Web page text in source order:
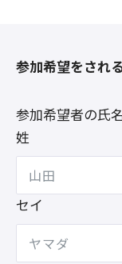
参加希望をされ
参加希望者の氏
姓
セイ